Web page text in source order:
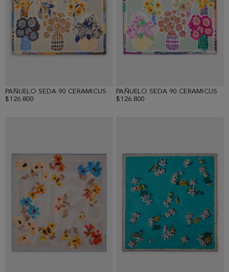
PAÑUELO SEDA 90 CERAMICUS
$126.800
PAÑUELO SEDA 90 CERAMICUS
$126.800